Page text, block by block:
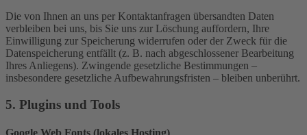
Die von Ihnen an uns per Kontaktanfragen übersandten Daten
verbleiben bei uns, bis Sie uns zur Löschung auffordern, Ihre
Einwilligung zur Speicherung widerrufen oder der Zweck für die
Datenspeicherung entfällt (z. B. nach abgeschlossener Bearbeitung
Ihres Anliegens). Zwingende gesetzliche Bestimmungen –
insbesondere gesetzliche Aufbewahrungsfristen – bleiben unberührt.
5. Plugins und Tools
Google Web Fonts (lokales Hosting)